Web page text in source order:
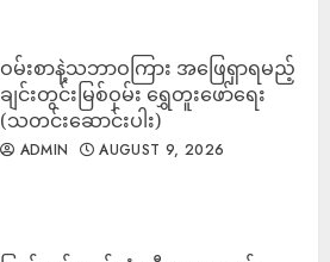
ဝမ်းစာနဲ့သဘာဝကြား အဖြေရှာရမည့်
ချင်းတွင်းမြစ်ဝှမ်း ရွှေတူးဖော်ရေး
(သတင်းဆောင်းပါး)
ADMIN AUGUST 9, 2026